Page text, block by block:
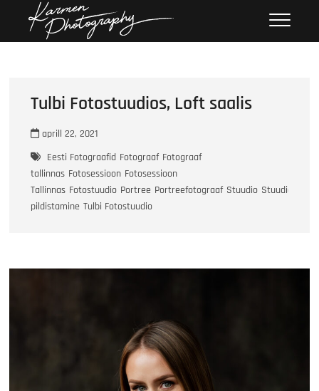
Karmen
Photography
Tulbi Fotostuudios, Loft saalis
aprill 22, 2021
Eesti Fotograafid Fotograaf Fotograaf
tallinnas Fotosessioon Fotosessioon
Tallinnas Fotostuudio Portree Portreefotograaf Stuudio Stuudios
pildistamine Tulbi Fotostuudio